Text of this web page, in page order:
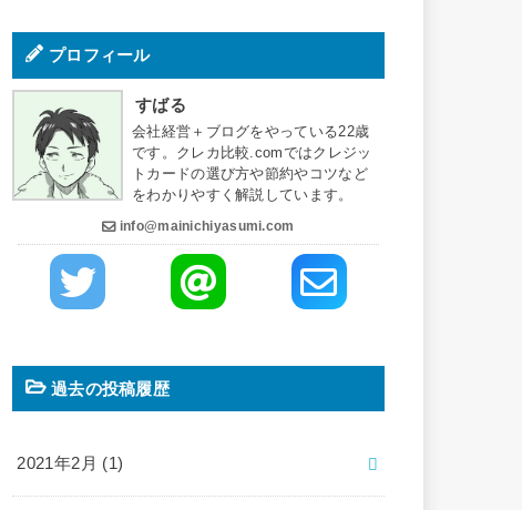
プロフィール
すばる
会社経営＋ブログをやっている22歳
です。クレカ比較.comではクレジッ
トカードの選び方や節約やコツなど
をわかりやすく解説しています。
info@mainichiyasumi.com
過去の投稿履歴
2021年2月 (1)